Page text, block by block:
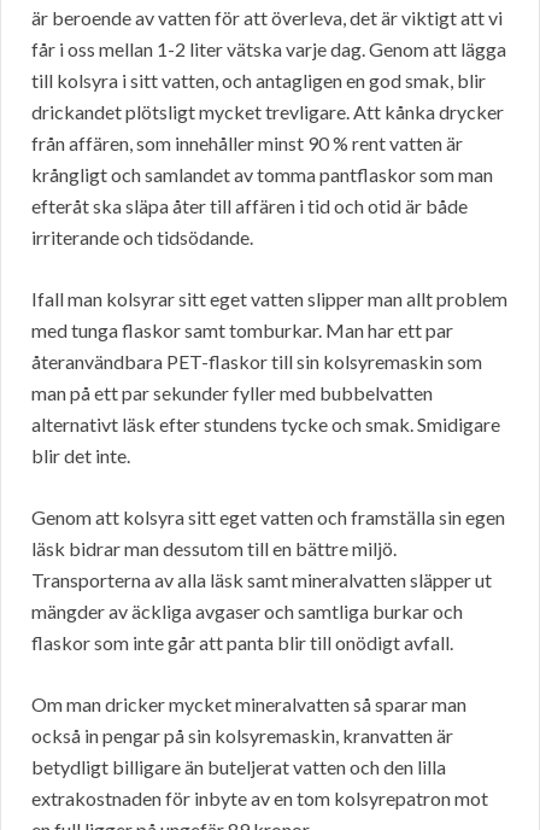
är beroende av vatten för att överleva, det är viktigt att vi
får i oss mellan 1-2 liter vätska varje dag. Genom att lägga
till kolsyra i sitt vatten, och antagligen en god smak, blir
drickandet plötsligt mycket trevligare. Att kånka drycker
från affären, som innehåller minst 90 % rent vatten är
krångligt och samlandet av tomma pantflaskor som man
efteråt ska släpa åter till affären i tid och otid är både
irriterande och tidsödande.
Ifall man kolsyrar sitt eget vatten slipper man allt problem
med tunga flaskor samt tomburkar. Man har ett par
återanvändbara PET-flaskor till sin kolsyremaskin som
man på ett par sekunder fyller med bubbelvatten
alternativt läsk efter stundens tycke och smak. Smidigare
blir det inte.
Genom att kolsyra sitt eget vatten och framställa sin egen
läsk bidrar man dessutom till en bättre miljö.
Transporterna av alla läsk samt mineralvatten släpper ut
mängder av äckliga avgaser och samtliga burkar och
flaskor som inte går att panta blir till onödigt avfall.
Om man dricker mycket mineralvatten så sparar man
också in pengar på sin kolsyremaskin, kranvatten är
betydligt billigare än buteljerat vatten och den lilla
extrakostnaden för inbyte av en tom kolsyrepatron mot